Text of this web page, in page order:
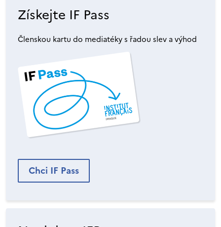
Získejte IF Pass
Členskou kartu do mediatéky s řadou slev a výhod
Chci IF Pass